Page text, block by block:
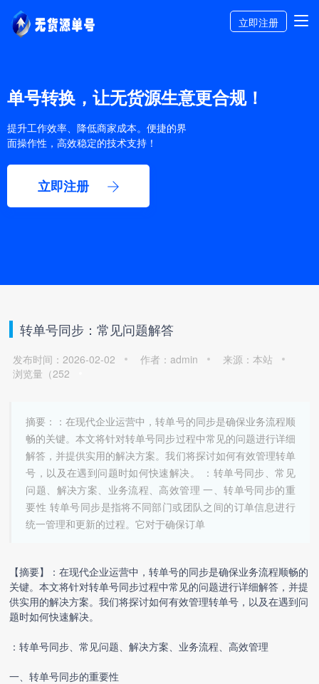
立即注册
单号转换，让无货源生意更合规！
提升工作效率、降低商家成本。便捷的界
面操作性，高效稳定的技术支持！
立即注册
转单号同步：常见问题解答
发布时间：2026-02-02 作者：admin
来源：本站
浏览量（252
摘要：：在现代企业运营中，转单号的同步是确保业务流程顺
畅的关键。本文将针对转单号同步过程中常见的问题进行详细
解答，并提供实用的解决方案。我们将探讨如何有效管理转单
号，以及在遇到问题时如何快速解决。 ：转单号同步、常见
问题、解决方案、业务流程、高效管理 一、转单号同步的重
要性 转单号同步是指将不同部门或团队之间的订单信息进行
统一管理和更新的过程。它对于确保订单
【摘要】：在现代企业运营中，转单号的同步是确保业务流程顺畅的
关键。本文将针对转单号同步过程中常见的问题进行详细解答，并提
供实用的解决方案。我们将探讨如何有效管理转单号，以及在遇到问
题时如何快速解决。
：转单号同步、常见问题、解决方案、业务流程、高效管理
一、转单号同步的重要性